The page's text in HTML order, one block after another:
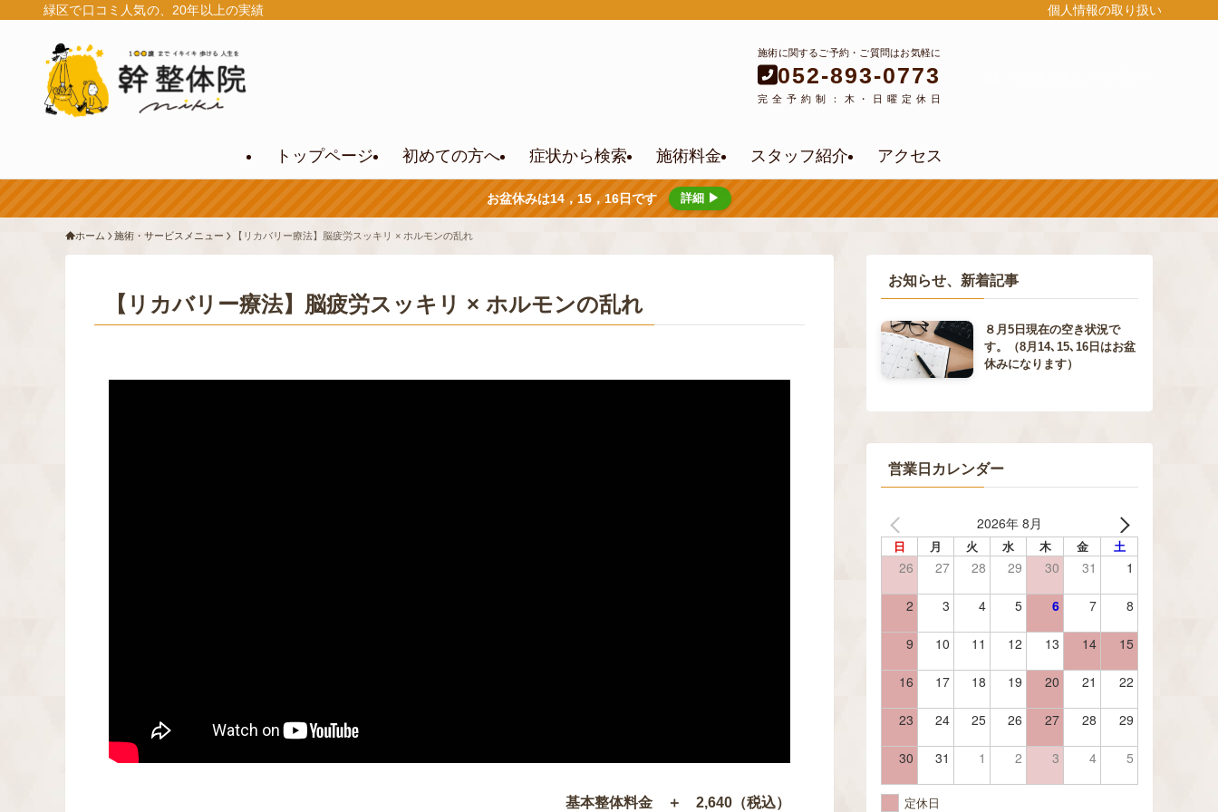
緑区で口コミ人気の、20年以上の実績 個人情報の取り扱い
施術に関するご予約・ご質問はお気軽に
052-893-0773
完全予約制：木・日曜定休日
トップページ 初めての方へ 症状から検索 施術料金 スタッフ紹介 アクセス
お盆休みは14，15，16日です 詳細 ▶
ホーム 施術・サービスメニュー 【リカバリー療法】脳疲労スッキリ × ホルモンの乱れ
【リカバリー療法】脳疲労スッキリ × ホルモンの乱れ
基本整体料金 ＋ 2,640（税込）
お知らせ、新着記事
８月5日現在の空き状況で
す。（8月14､15､16日はお盆
休みになります）
営業日カレンダー
2026年 8月
日 月 火 水 木 金 土
26 27 28 29 30 31 1
2 3 4 5 6 7 8
9 10 11 12 13 14 15
16 17 18 19 20 21 22
23 24 25 26 27 28 29
30 31 1 2 3 4 5
定休日